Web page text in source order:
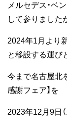
メルセデス・ベ
して参りましたが
2024年1月より
と移設する運び
今まで名古屋北
感謝フェア】を
2023年12月9日（